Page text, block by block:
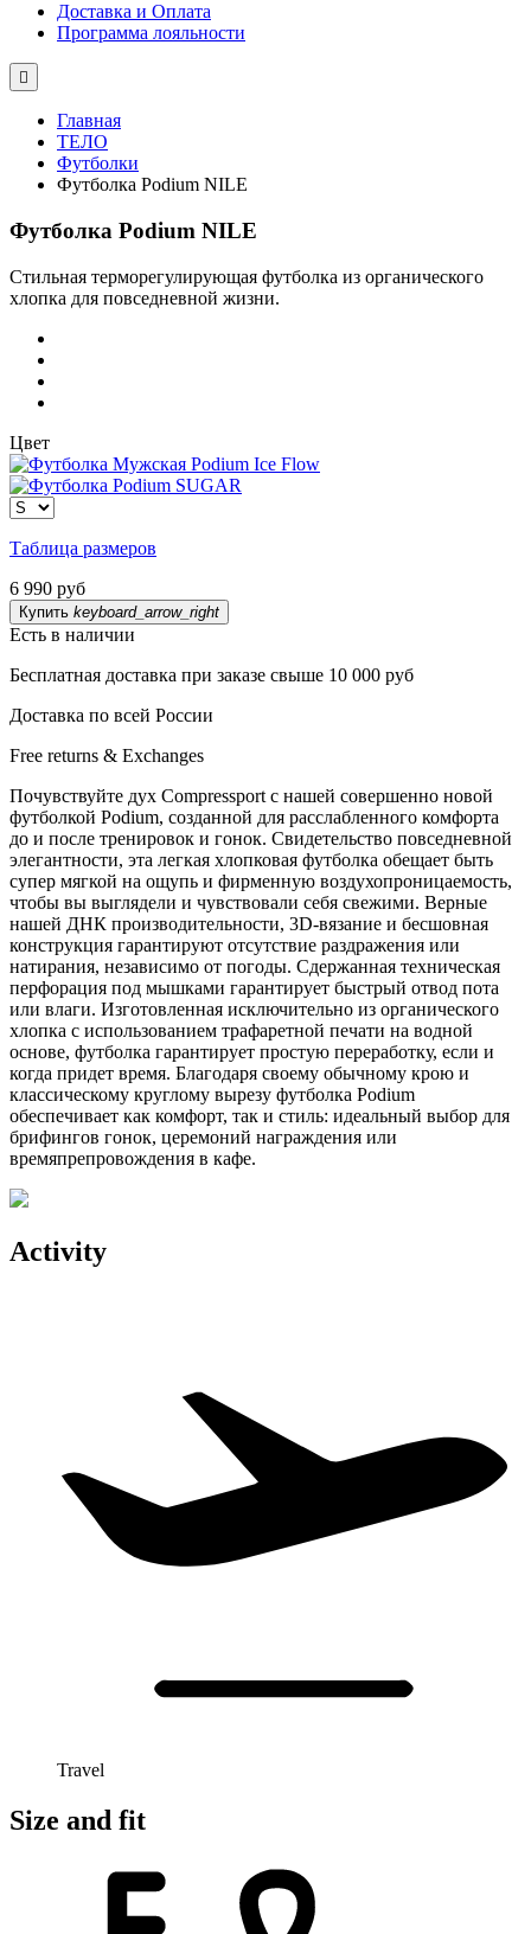
Доставка и Оплата
Программа лояльности

Главная
ТЕЛО
Футболки
Футболка Podium NILE
Футболка Podium NILE
Стильная терморегулирующая футболка из органического
хлопка для повседневной жизни.
Цвет
Таблица размеров
6 990 руб
Купить keyboard_arrow_right
Есть в наличии
Бесплатная доставка при заказе свыше 10 000 руб
Доставка по всей России
Free returns & Exchanges
Почувствуйте дух Compressport с нашей совершенно новой
футболкой Podium, созданной для расслабленного комфорта
до и после тренировок и гонок. Свидетельство повседневной
элегантности, эта легкая хлопковая футболка обещает быть
супер мягкой на ощупь и фирменную воздухопроницаемость,
чтобы вы выглядели и чувствовали себя свежими. Верные
нашей ДНК производительности, 3D-вязание и бесшовная
конструкция гарантируют отсутствие раздражения или
натирания, независимо от погоды. Сдержанная техническая
перфорация под мышками гарантирует быстрый отвод пота
или влаги. Изготовленная исключительно из органического
хлопка с использованием трафаретной печати на водной
основе, футболка гарантирует простую переработку, если и
когда придет время. Благодаря своему обычному крою и
классическому круглому вырезу футболка Podium
обеспечивает как комфорт, так и стиль: идеальный выбор для
брифингов гонок, церемоний награждения или
времяпрепровождения в кафе.
Activity
Travel
Size and fit